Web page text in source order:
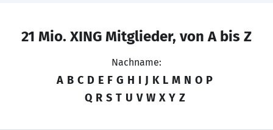
21 Mio. XING Mitglieder, von A bis Z
Nachname:
A B C D E F G H I J K L M N O P
Q R S T U V W X Y Z